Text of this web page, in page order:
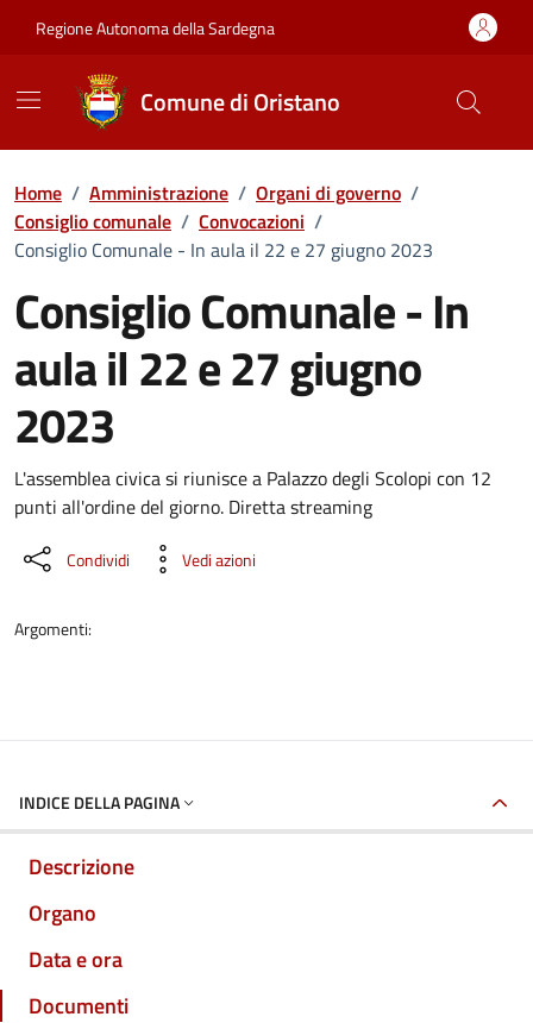
Regione Autonoma della Sardegna
Comune di Oristano
Home / Amministrazione / Organi di governo /
Consiglio comunale / Convocazioni /
Consiglio Comunale - In aula il 22 e 27 giugno 2023
Consiglio Comunale - In
aula il 22 e 27 giugno
2023
???portal.DettaglioConvocazione???
L'assemblea civica si riunisce a Palazzo degli Scolopi con 12
punti all'ordine del giorno. Diretta streaming
Condividi Vedi azioni
Argomenti:
INDICE DELLA PAGINA
Descrizione
Organo
Data e ora
Documenti